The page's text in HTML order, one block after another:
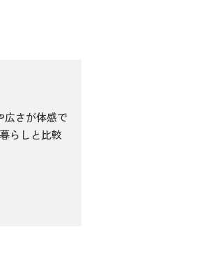
広さが体感で
らしと比較